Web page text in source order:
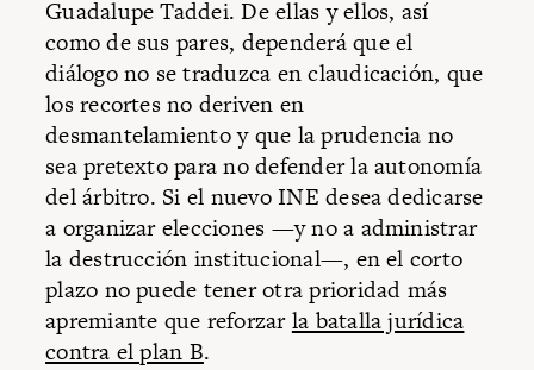
Guadalupe Taddei. De ellas y ellos, así
como de sus pares, dependerá que el
diálogo no se traduzca en claudicación, que
los recortes no deriven en
desmantelamiento y que la prudencia no
sea pretexto para no defender la autonomía
del árbitro. Si el nuevo INE desea dedicarse
a organizar elecciones —y no a administrar
la destrucción institucional—, en el corto
plazo no puede tener otra prioridad más
apremiante que reforzarla batalla jurídica
contra el plan B.